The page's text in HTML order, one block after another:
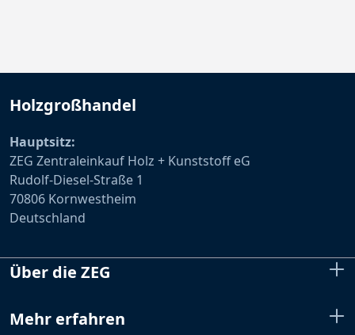
Holzgroßhandel
Hauptsitz:
ZEG Zentraleinkauf Holz + Kunststoff eG
Rudolf-Diesel-Straße 1
70806 Kornwestheim
Deutschland
Über die ZEG
Mehr erfahren